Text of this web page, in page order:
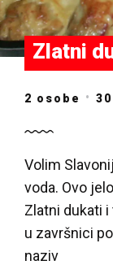
Zlatni
2 osobe 30
Volim
voda. Ovo
Zlatni dukati
u završnici
naziv